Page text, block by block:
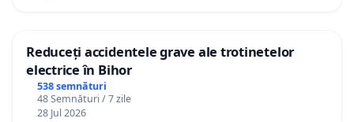
Reduceți accidentele grave ale trotinetelor
electrice în Bihor
538 semnături
48 Semnături / 7 zile
28 Jul 2026